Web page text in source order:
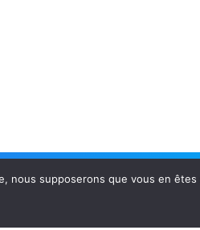
nous supposerons que vous en êtes